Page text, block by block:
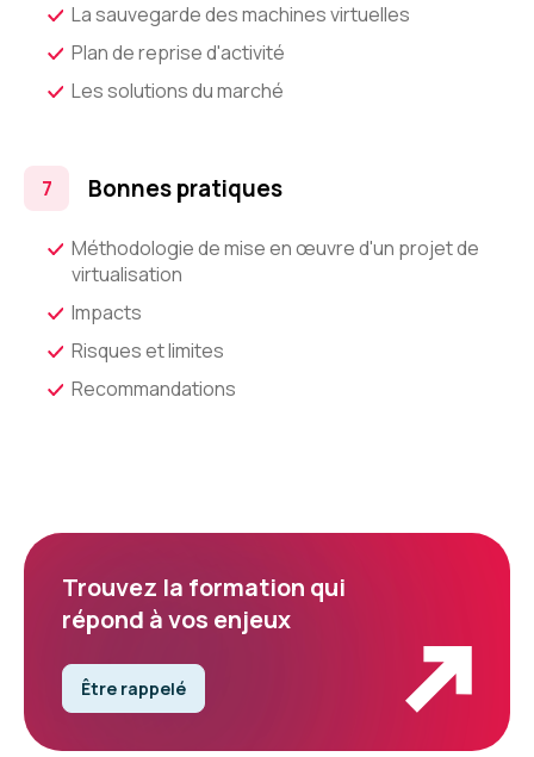
La sauvegarde des machines virtuelles
Plan de reprise d'activité
Les solutions du marché
Bonnes pratiques
Méthodologie de mise en œuvre d'un projet de
virtualisation
Impacts
Risques et limites
Recommandations
Trouvez la formation qui
répond à vos enjeux
Être rappelé